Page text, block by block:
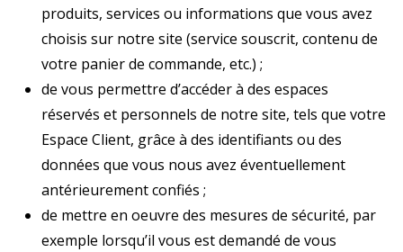
produits, services ou informations que vous avez
choisis sur notre site (service souscrit, contenu de
votre panier de commande, etc.) ;
de vous permettre d’accéder à des espaces
réservés et personnels de notre site, tels que votre
Espace Client, grâce à des identifiants ou des
données que vous nous avez éventuellement
antérieurement confiés ;
de mettre en oeuvre des mesures de sécurité, par
exemple lorsqu’il vous est demandé de vous